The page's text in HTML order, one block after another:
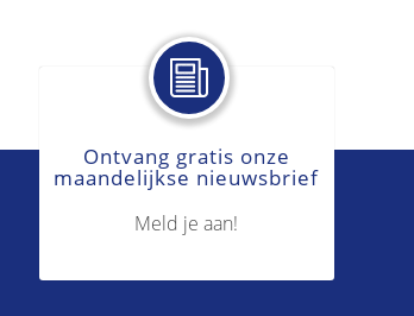
Ontvang gratis onze
maandelijkse nieuwsbrief
Meld je aan!